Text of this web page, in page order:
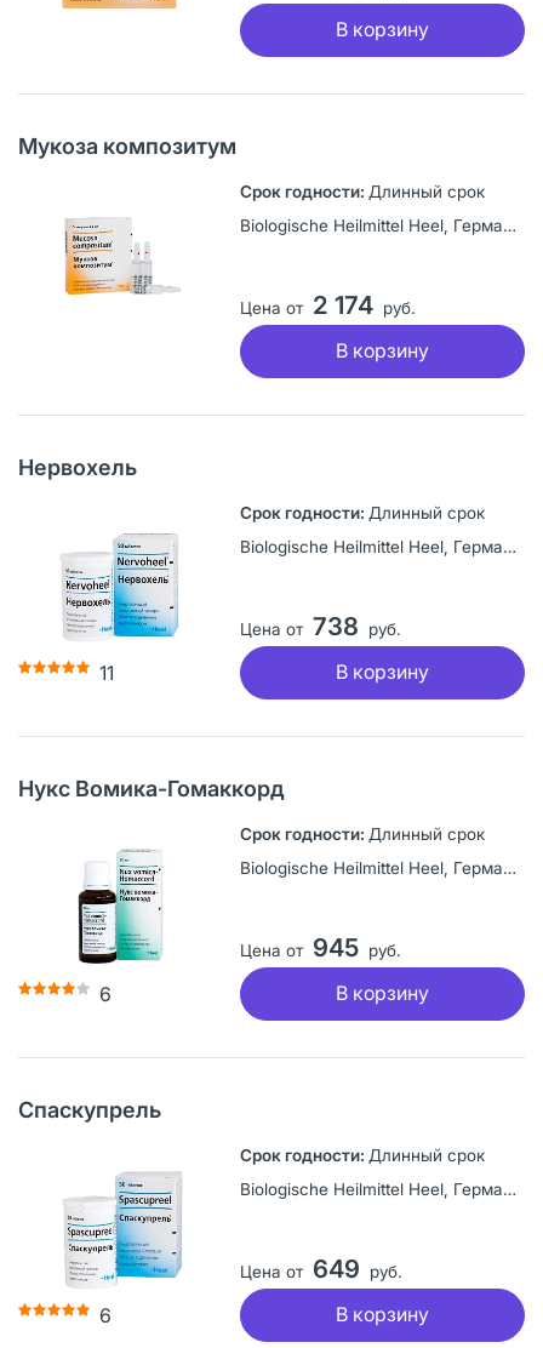
В корзину
Мукоза композитум
Длинный срок
Biologische Heilmittel Heel, Германия
Цена от 2 174 руб.
В корзину
Нервохель
11
Длинный срок
Biologische Heilmittel Heel, Германия
Цена от 738 руб.
В корзину
Нукс Вомика-Гомаккорд
6
Длинный срок
Biologische Heilmittel Heel, Германия
Цена от 945 руб.
В корзину
Спаскупрель
6
Длинный срок
Biologische Heilmittel Heel, Германия
Цена от 649 руб.
В корзину